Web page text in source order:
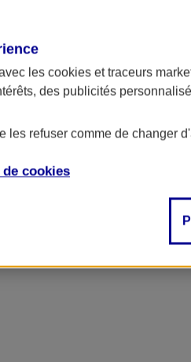
les cookies et traceurs
des publicités
les refuser comme de changer
cookies